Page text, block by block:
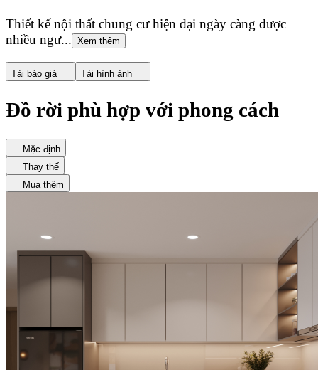
Thiết kế nội thất chung cư hiện đại ngày càng được
nhiều ngư... Xem thêm
Tải báo giá Tải hình ảnh
Đồ rời phù hợp với phong cách
Mặc định
Thay thế
Mua thêm